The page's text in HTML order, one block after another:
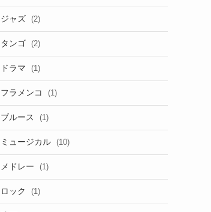
ジャズ (2)
タンゴ (2)
ドラマ (1)
フラメンコ (1)
ブルース (1)
ミュージカル (10)
メドレー (1)
ロック (1)